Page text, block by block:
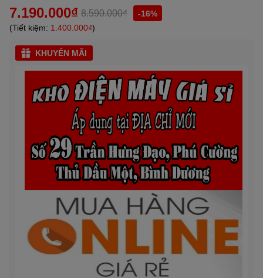
7.190.000₫ 8.590.000₫
-16%
(Tiết kiệm: 1.400.000₫)
KHUYẾN MÃI